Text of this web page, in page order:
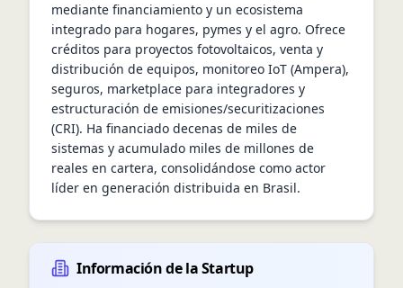
mediante financiamiento y un ecosistema
integrado para hogares, pymes y el agro. Ofrece
créditos para proyectos fotovoltaicos, venta y
distribución de equipos, monitoreo IoT (Ampera),
seguros, marketplace para integradores y
estructuración de emisiones/securitizaciones
(CRI). Ha financiado decenas de miles de
sistemas y acumulado miles de millones de
reales en cartera, consolidándose como actor
líder en generación distribuida en Brasil.
Información de la Startup